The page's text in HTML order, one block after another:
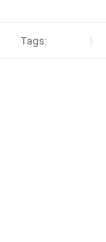
Tags: